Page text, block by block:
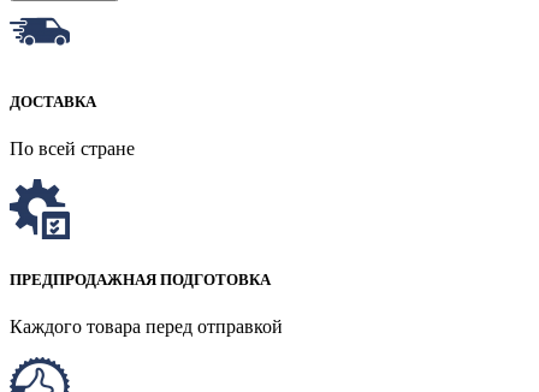
ДОСТАВКА
По всей стране
ПРЕДПРОДАЖНАЯ ПОДГОТОВКА
Каждого товара перед отправкой